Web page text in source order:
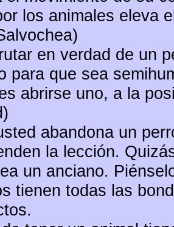
los animales eleva
en verdad de un
para que sea
abrirse uno, a la
abandona un
la lección.
un anciano.
tienen todas las